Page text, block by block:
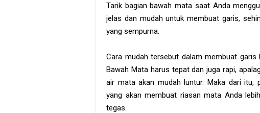
Tarik bagian bawah mata saat Anda
jelas dan mudah untuk membuat garis,
yang sempurna.
Cara mudah tersebut dalam membuat garis
Bawah Mata harus tepat dan juga rapi,
air mata akan mudah luntur. Maka dari itu,
yang akan membuat riasan mata Anda
tegas.